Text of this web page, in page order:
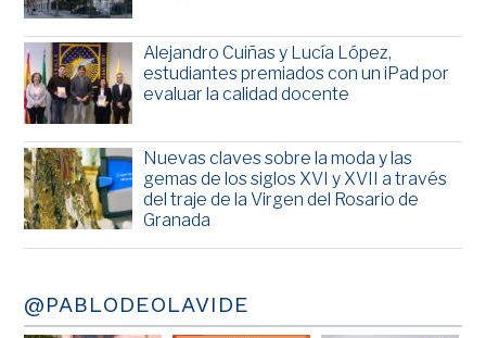
Alejandro Cuiñas y Lucía López,
estudiantes premiados con un iPad por
evaluar la calidad docente
Nuevas claves sobre la moda y las
gemas de los siglos XVI y XVII a través
del traje de la Virgen del Rosario de
Granada
@PABLODEOLAVIDE